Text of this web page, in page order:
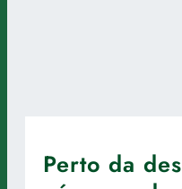
Perto da